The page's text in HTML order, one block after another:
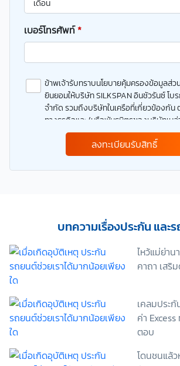
เบอร์โทรศัพท์*
ข้าพเจ้ารับทราบนโยบายคุ้มครองข้อมูลส่ว
ยินยอมให้บริษัท SILKSPAN อินชัวรันซ์ โบ
จำกัด รวมถึงบริษัทในเครือที่เกี่ยวข้องกัน
ทางธุรกิจและ/หรือพันธมิตรของบริษัทเหล่
เก็บ ใช้ และ/หรือ เปิดเผยข้อมูลส่วนบุคคลแ
บุคคลที่มีความอ่อนไหวของข้าพเจ้า เพื่อวัต
การดำเนินการติดต่อและนำเสนอข้อมูลสำห
ผลิตภัณฑ์ การจัดทำรายการส่งเสริมการข
อื่นๆ ท่านสามารถอ่านรายละเอียดนโยบาย
ส่วนบุคคลและสิทธิของเจ้าของข้อมูลส่วน
ความยินยอม ทั้งนี้ ก่อนการแสดงเจตนา ข้
รายละเอียดจากเอกสารชี้แจงข้อมูล หรือไ
และมีความเข้าใจดีแล้ว ข้าพเจ้าให้ความยิน
ไม่ให้ความยินยอมในเอกสารนี้ด้วยความสมั
ปราศจากการบังคับหรือชักจูง และข้าพเจ้า
ในกรณีมีข้อจำกัดสิทธิตามกฎหมายหรือ
ลงทะเบียนรับสิทธิ์
บทความเรื่องประกัน และ
ไหว้แม่ย่า
คาถา เสริ
เคลมประ
ค่า Excess
ตอบ
โดนชนแล้ว